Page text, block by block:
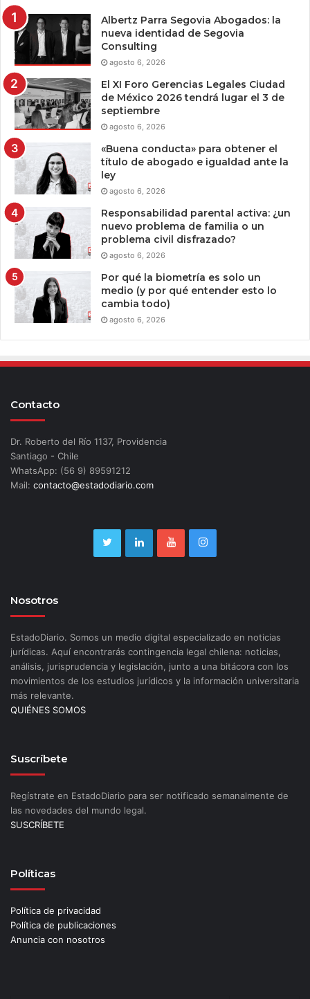
Albertz Parra Segovia Abogados: la
nueva identidad de Segovia
Consulting
agosto 6, 2026
El XI Foro Gerencias Legales Ciudad
de México 2026 tendrá lugar el 3 de
septiembre
agosto 6, 2026
«Buena conducta» para obtener el
título de abogado e igualdad ante la
ley
agosto 6, 2026
Responsabilidad parental activa: ¿un
nuevo problema de familia o un
problema civil disfrazado?
agosto 6, 2026
Por qué la biometría es solo un
medio (y por qué entender esto lo
cambia todo)
agosto 6, 2026
Contacto
Dr. Roberto del Río 1137, Providencia
Santiago - Chile
WhatsApp: (56 9) 89591212
Mail: contacto@estadodiario.com
Nosotros
EstadoDiario. Somos un medio digital especializado en noticias
jurídicas. Aquí encontrarás contingencia legal chilena: noticias,
análisis, jurisprudencia y legislación, junto a una bitácora con los
movimientos de los estudios jurídicos y la información universitaria
más relevante.
QUIÉNES SOMOS
Suscríbete
Regístrate en EstadoDiario para ser notificado semanalmente de
las novedades del mundo legal.
SUSCRÍBETE
Políticas
Política de privacidad
Política de publicaciones
Anuncia con nosotros